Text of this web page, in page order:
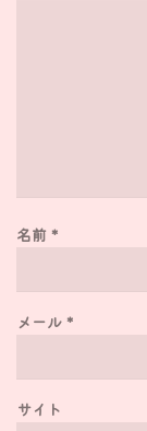
名前 *
メール *
サイト